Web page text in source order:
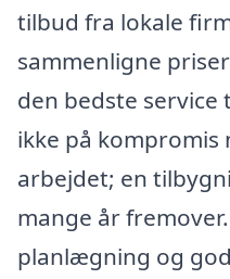
tilbud fra lokale
sammenligne
den bedste service
ikke på kompromis
arbejdet; en
mange år
planlægning og